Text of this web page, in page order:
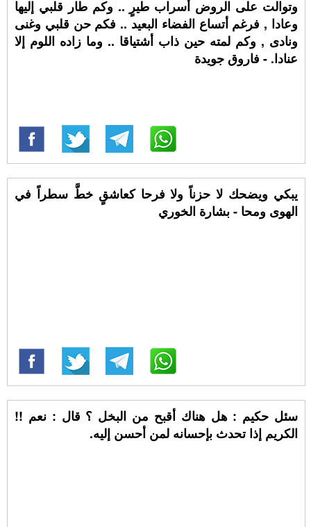
وتوالت على الروض أسراب طيرٍ .. وكم طار قلبي إليها
وعادا , فرغم أتساع الفضاء البعيد .. فكم حن قلبي وغنى
ونادى , وكم لمته حين ذاب أشتياقا .. وما زاده اللوم إلا
عنادا. - فاروق جويدة
يبكي ويضحك لا حزناً ولا فرحا كعاشقٍ خطَّ سطراً في
الهوى ومحا - بشارة الخوري
سئل حكيم : هل هناك أقبح من البخل ؟ قال : نعم !!
الكريم إذا تحدث بإحسانه لمن أحسن إليه.